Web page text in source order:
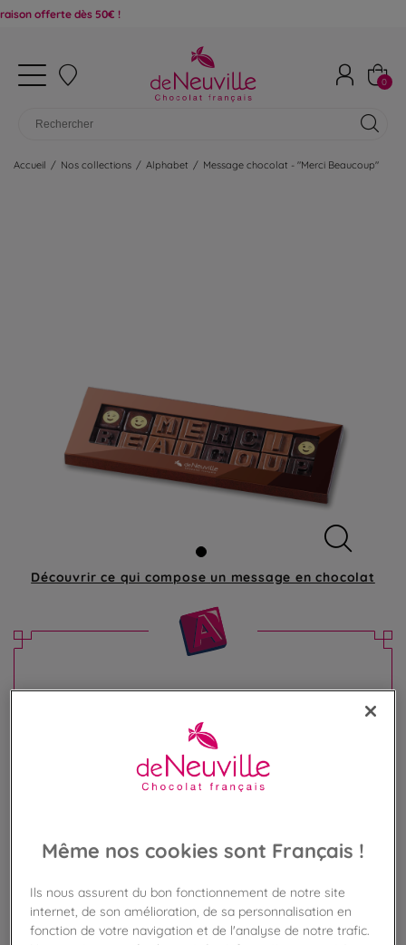
dès 50€ !
0
Accueil / Nos collections / Alphabet / Message chocolat - "Merci Beaucoup"
Découvrir ce qui compose un message en chocolat
Message chocolat - "Merci Beaucoup"
Offrez un message unique et gourmand
14,90 €
Poids 80g (186,25 €/kg)
Disponible en boutique !
Vérifier la disponibilité en magasin
Même nos cookies sont Français !
Ils nous assurent du bon fonctionnement de notre site
internet, de son amélioration, de sa personnalisation en
fonction de votre navigation et de l'analyse de notre trafic.